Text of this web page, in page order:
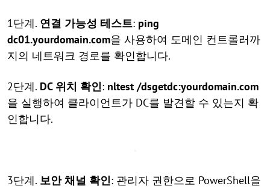
1단계. 연결 가능성 테스트: ping
dc01.yourdomain.com을 사용하여 도메인 컨트롤러까
지의 네트워크 경로를 확인합니다.
2단계. DC 위치 확인: nltest /dsgetdc:yourdomain.com
을 실행하여 클라이언트가 DC를 발견할 수 있는지 확
인합니다.
3단계. 보안 채널 확인: 관리자 권한으로 PowerShell을